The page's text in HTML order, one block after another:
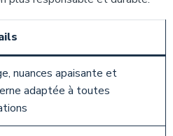
nuances apaisante et
adaptée à toutes